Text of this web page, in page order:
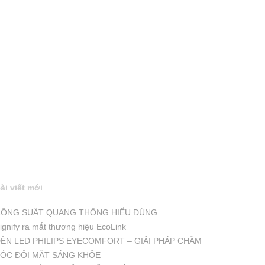
viết mới
SUẤT QUANG THÔNG HIỂU ĐÚNG
ra mắt thương hiệu EcoLink
LED PHILIPS EYECOMFORT – GIẢI PHÁP CHĂM
ĐÔI MẮT SÁNG KHỎE